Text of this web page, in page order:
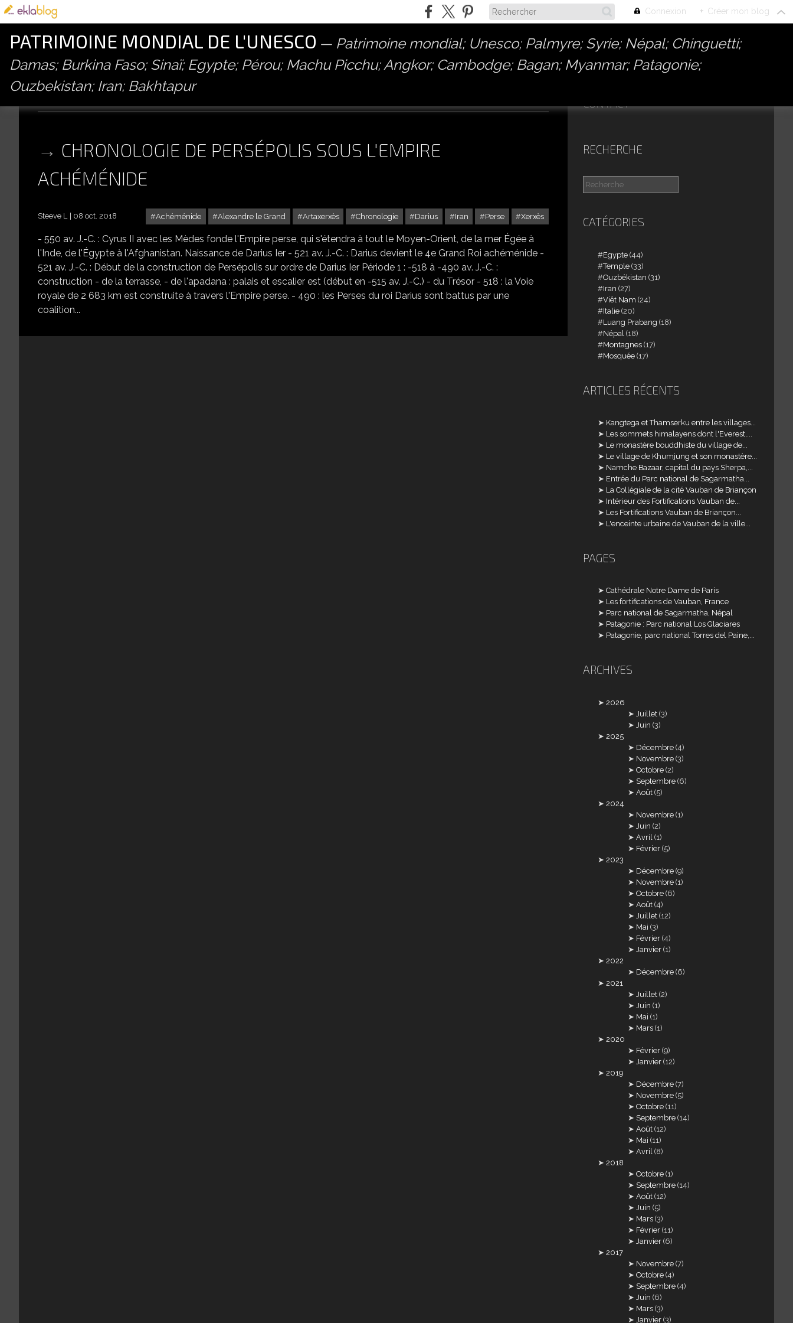
Connexion + Créer mon blog
PATRIMOINE MONDIAL DE L'UNESCO
Patrimoine mondial; Unesco; Palmyre; Syrie; Népal; Chinguetti;
Damas; Burkina Faso; Sinaï; Egypte; Pérou; Machu Picchu; Angkor; Cambodge; Bagan; Myanmar; Patagonie;
Ouzbekistan; Iran; Bakhtapur
alexandre le grand
CHRONOLOGIE DE PERSÉPOLIS SOUS L'EMPIRE
ACHÉMÉNIDE
Achéménide Alexandre le Grand Artaxerxès Chronologie Darius Iran Perse Xerxès
Steeve L 08 oct. 2018
- 550 av. J.-C. : Cyrus II avec les Mèdes fonde l'Empire perse, qui s'étendra à tout le Moyen-Orient, de la mer Égée à
l'Inde, de l'Égypte à l'Afghanistan. Naissance de Darius Ier - 521 av. J.-C. : Darius devient le 4e Grand Roi achéménide -
521 av. J.-C. : Début de la construction de Persépolis sur ordre de Darius Ier Période 1 : -518 à -490 av. J.-C. :
construction - de la terrasse, - de l'apadana : palais et escalier est (début en -515 av. J.-C.) - du Trésor - 518 : la Voie
royale de 2 683 km est construite à travers l'Empire perse. - 490 : les Perses du roi Darius sont battus par une
coalition...
CONTACT
RECHERCHE
CATÉGORIES
Egypte (44)
Temple (33)
Ouzbékistan (31)
Iran (27)
Viêt Nam (24)
Italie (20)
Luang Prabang (18)
Népal (18)
Montagnes (17)
Mosquée (17)
ARTICLES RÉCENTS
Kangtega et Thamserku entre les villages...
Les sommets himalayens dont l'Everest,...
Le monastère bouddhiste du village de...
Le village de Khumjung et son monastère...
Namche Bazaar, capital du pays Sherpa,...
Entrée du Parc national de Sagarmatha...
La Collégiale de la cité Vauban de Briançon
Intérieur des Fortifications Vauban de...
Les Fortifications Vauban de Briançon...
L'enceinte urbaine de Vauban de la ville...
PAGES
Cathédrale Notre Dame de Paris
Les fortifications de Vauban, France
Parc national de Sagarmatha, Népal
Patagonie : Parc national Los Glaciares
Patagonie, parc national Torres del Paine,...
ARCHIVES
2026
Juillet (3)
Juin (3)
2025
Décembre (4)
Novembre (3)
Octobre (2)
Septembre (6)
Août (5)
2024
Novembre (1)
Juin (2)
Avril (1)
Février (5)
2023
Décembre (9)
Novembre (1)
Octobre (6)
Août (4)
Juillet (12)
Mai (3)
Février (4)
Janvier (1)
2022
Décembre (6)
2021
Juillet (2)
Juin (1)
Mai (1)
Mars (1)
2020
Février (9)
Janvier (12)
2019
Décembre (7)
Novembre (5)
Octobre (11)
Septembre (14)
Août (12)
Mai (11)
Avril (8)
2018
Octobre (1)
Septembre (14)
Août (12)
Juin (5)
Mars (3)
Février (11)
Janvier (6)
2017
Novembre (7)
Octobre (4)
Septembre (4)
Juin (6)
Mars (3)
Janvier (3)